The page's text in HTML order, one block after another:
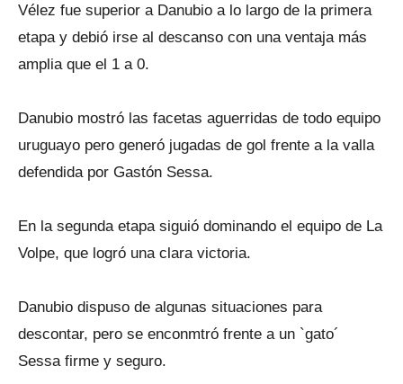
Vélez fue superior a Danubio a lo largo de la primera
etapa y debió irse al descanso con una ventaja más
amplia que el 1 a 0.
Danubio mostró las facetas aguerridas de todo equipo
uruguayo pero generó jugadas de gol frente a la valla
defendida por Gastón Sessa.
En la segunda etapa siguió dominando el equipo de La
Volpe, que logró una clara victoria.
Danubio dispuso de algunas situaciones para
descontar, pero se enconmtró frente a un `gato´
Sessa firme y seguro.